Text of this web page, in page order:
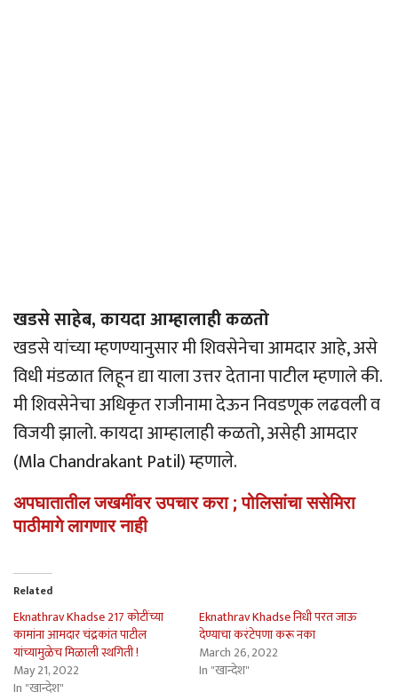
खडसे साहेब, कायदा आम्हालाही कळतो
खडसे यांच्या म्हणण्यानुसार मी शिवसेनेचा आमदार आहे, असे
विधी मंडळात लिहून द्या याला उत्तर देताना पाटील म्हणाले की.
मी शिवसेनेचा अधिकृत राजीनामा देऊन निवडणूक लढवली व
विजयी झालो. कायदा आम्हालाही कळतो, असेही आमदार
(Mla Chandrakant Patil) म्हणाले.
अपघातातील जखमींवर उपचार करा ; पोलिसांचा ससेमिरा
पाठीमागे लागणार नाही
Related
Eknathrav Khadse 217 कोटींच्या
कामांना आमदार चंद्रकांत पाटील
यांच्यामुळेच मिळाली स्थगिती !
May 21, 2022
In "खान्देश"
Eknathrav Khadse निधी परत जाऊ
देण्याचा करंटेपणा करू नका
March 26, 2022
In "खान्देश"